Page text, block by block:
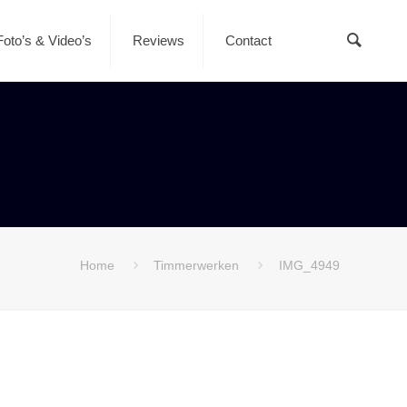
& Video’s Reviews Contact
Home Timmerwerken IMG_4949